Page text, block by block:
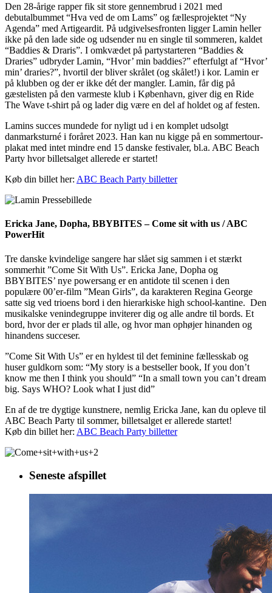
Den 28-årige rapper fik sit store gennembrud i 2021 med
debutalbummet “Hva ved de om Lams” og fællesprojektet “Ny
Agenda” med Artigeardit. På udgivelsesfronten ligger Lamin heller
ikke på den lade side og udsender nu en single til sommeren, kaldet
“Baddies & Draris”. I omkvædet på partystarteren “Baddies &
Draries” udbryder Lamin, “Hvor’ min baddies?” efterfulgt af “Hvor’
min’ draries?”, hvortil der bliver skrålet (og skålet!) i kor. Lamin er
på klubben og der er ikke dét der mangler. Lamin, får dig på
gæstelisten på den varmeste klub i København, giver dig en Ride
The Wave t-shirt på og lader dig være en del af holdet og af festen.
Lamins succes mundede for nyligt ud i en komplet udsolgt
danmarksturné i foråret 2023. Han kan nu kigge på en sommertour-
plakat med intet mindre end 15 danske festivaler, bl.a. ABC Beach
Party hvor billetsalget allerede er startet!
Køb din billet her: ABC Beach Party billetter
Ericka Jane, Dopha, BBYBITES – Come sit with us / ABC
PowerHit
Tre danske kvindelige sangere har slået sig sammen i et stærkt
sommerhit ”Come Sit With Us”. Ericka Jane, Dopha og
BBYBITES’ nye powersang er en antidote til scenen i den
populære 00’er-film ”Mean Girls”, da karakteren Regina George
satte sig ved trioens bord i den hierarkiske high school-kantine. Den
musikalske venindegruppe inviterer dig og alle andre til bords. Et
bord, hvor der er plads til alle, og hvor man ophøjer hinanden og
hinandens succeser.
”Come Sit With Us” er en hyldest til det feminine fællesskab og
huser guldkorn som: “My story is a bestseller book, If you don’t
know me then I think you should” “In a small town you can’t dream
big. Says WHO? Look what I just did”
En af de tre dygtige kunstnere, nemlig Ericka Jane, kan du opleve til
ABC Beach Party til sommer, billetsalget er allerede startet!
Køb din billet her: ABC Beach Party billetter
Seneste afspillet